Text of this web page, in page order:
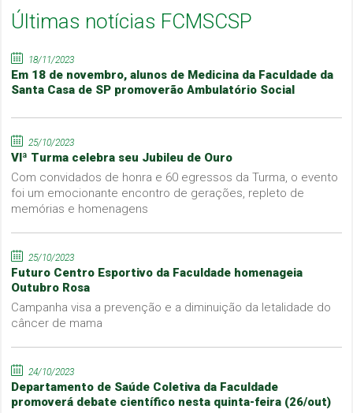
Últimas notícias FCMSCSP
18/11/2023
Em 18 de novembro, alunos de Medicina da Faculdade da
Santa Casa de SP promoverão Ambulatório Social
25/10/2023
VIª Turma celebra seu Jubileu de Ouro
Com convidados de honra e 60 egressos da Turma, o evento
foi um emocionante encontro de gerações, repleto de
memórias e homenagens
25/10/2023
Futuro Centro Esportivo da Faculdade homenageia
Outubro Rosa
Campanha visa a prevenção e a diminuição da letalidade do
câncer de mama
24/10/2023
Departamento de Saúde Coletiva da Faculdade
promoverá debate científico nesta quinta-feira (26/out)